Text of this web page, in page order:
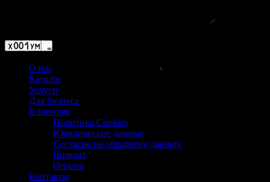
О нас
Каталог
Услуги
Для бизнеса
Клиентам
Политика Cookies
Юридические данные
Согласие на обработку данных
Возврат
Оплата
Контакты